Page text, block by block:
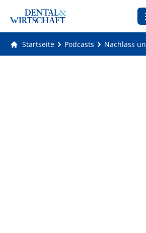
Startseite Podcasts Nachlass